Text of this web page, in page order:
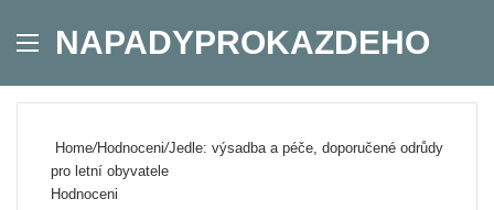
Menu
NAPADYPROKAZDEHO
Home/Hodnoceni/Jedle: výsadba a péče, doporučené odrůdy
pro letní obyvatele
Hodnoceni